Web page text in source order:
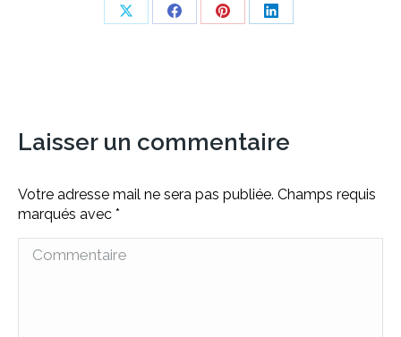
Share
Share
Share
Share
Laisser un commentaire
Votre adresse mail ne sera pas publiée. Champs requis
marqués avec *
Commentaire